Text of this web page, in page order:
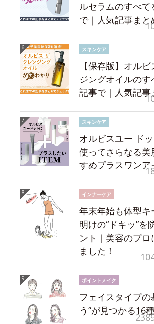
ルセラムのすべて
で｜人気記事まと
スキンケア
【保存版】オル
ジングオイルのす
記事で｜人気記事
スキンケア
オルビスユー ド
使ってさらなる美
すめプラスワンア
インナーケア
年末年始も体型キ
明けの“ドキッ”を
ント｜美容のプロ
ました！
ポイントメイク
フェイスタイプの
う”が見つかる16